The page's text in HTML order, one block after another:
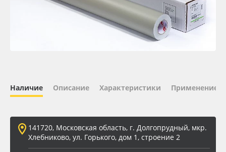
ПЭТ листовой
Вспененный ПВХ
Наличие Описание Характеристики Применение
141720, Московская область, г. Долгопрудный, мкр.
Хлебниково, ул. Горького, дом 1, строение 2